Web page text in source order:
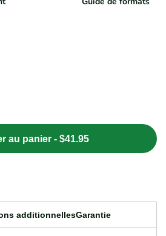
au panier- $41.95
additionnellesGarantie